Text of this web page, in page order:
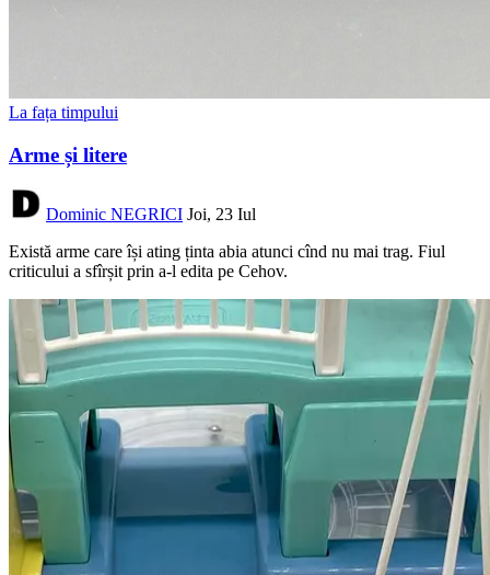
La fața timpului
Arme și litere
Dominic NEGRICI Joi, 23 Iul
Există arme care își ating ținta abia atunci cînd nu mai trag. Fiul
criticului a sfîrșit prin a-l edita pe Cehov.